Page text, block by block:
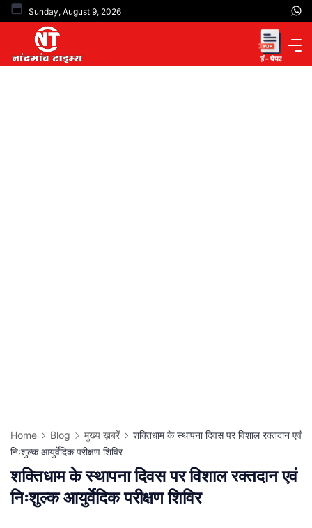
Skip
content
Sunday, August 9, 2026
Home Blog मुख्य ख़बरें
शक्तिधाम के स्थापना दिवस पर विशाल रक्तदान एवं
निःशुल्क आयुर्वेदिक परीक्षण शिविर
शक्तिधाम के स्थापना दिवस पर विशाल रक्तदान एवं
निःशुल्क आयुर्वेदिक परीक्षण शिविर